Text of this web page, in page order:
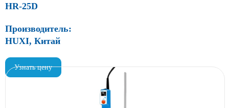
HR-25D
Производитель:
HUXI, Китай
Узнать цену